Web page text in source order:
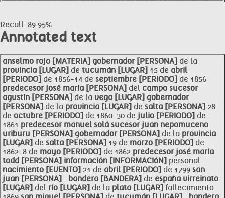
Recall: 89.95%
Annotated text
anselmo rojo [MATERIA] gobernador [PERSONA] de la
provincia [LUGAR] de tucumán [LUGAR] 15 de abril
[PERIODO] de 1856-14 de septiembre [PERIODO] de 1856
predecesor josé maría [PERSONA] del campo sucesor
agustín [PERSONA] de la vega [LUGAR] gobernador
[PERSONA] de la provincia [LUGAR] de salta [PERSONA] 28
de octubre [PERIODO] de 1860-30 de julio [PERIODO] de
1861 predecesor manuel solá sucesor juan nepomuceno
uriburu [PERSONA] gobernador [PERSONA] de la provincia
[LUGAR] de salta [PERSONA] 19 de marzo [PERIODO] de
1862-8 de mayo [PERIODO] de 1862 predecesor josé maría
todd [PERSONA] información [INFORMACIóN] personal
nacimiento [EVENTO] 21 de abril [PERIODO] de 1799 san
juan [PERSONA] , bandera [BANDERA] de españa virreinato
[LUGAR] del río [LUGAR] de la plata [LUGAR] fallecimiento